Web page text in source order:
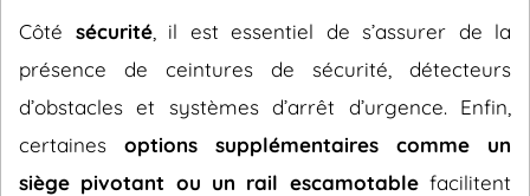
Côté sécurité, il est essentiel de s’assurer de la
présence de ceintures de sécurité, détecteurs
d’obstacles et systèmes d’arrêt d’urgence. Enfin,
certaines options supplémentaires comme un
siège pivotant ou un rail escamotablefacilitent